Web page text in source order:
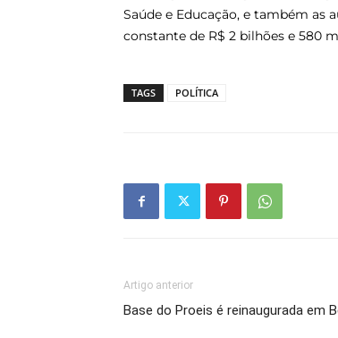
Saúde e Educação, e também as
constante de R$ 2 bilhões e 580
TAGS POLÍTICA
Artigo anterior
Base do Proeis é reinaugurada em